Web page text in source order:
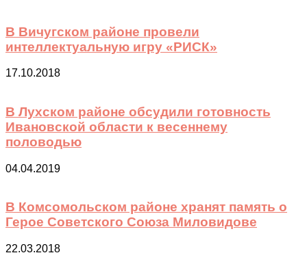
В Вичугском районе провели
интеллектуальную игру «РИСК»
17.10.2018
В Лухском районе обсудили готовность
Ивановской области к весеннему
половодью
04.04.2019
В Комсомольском районе хранят память о
Герое Советского Союза Миловидове
22.03.2018